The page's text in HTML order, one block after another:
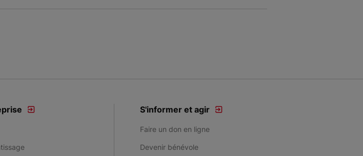
S'informer et agir
Faire un don en ligne
Devenir bénévole